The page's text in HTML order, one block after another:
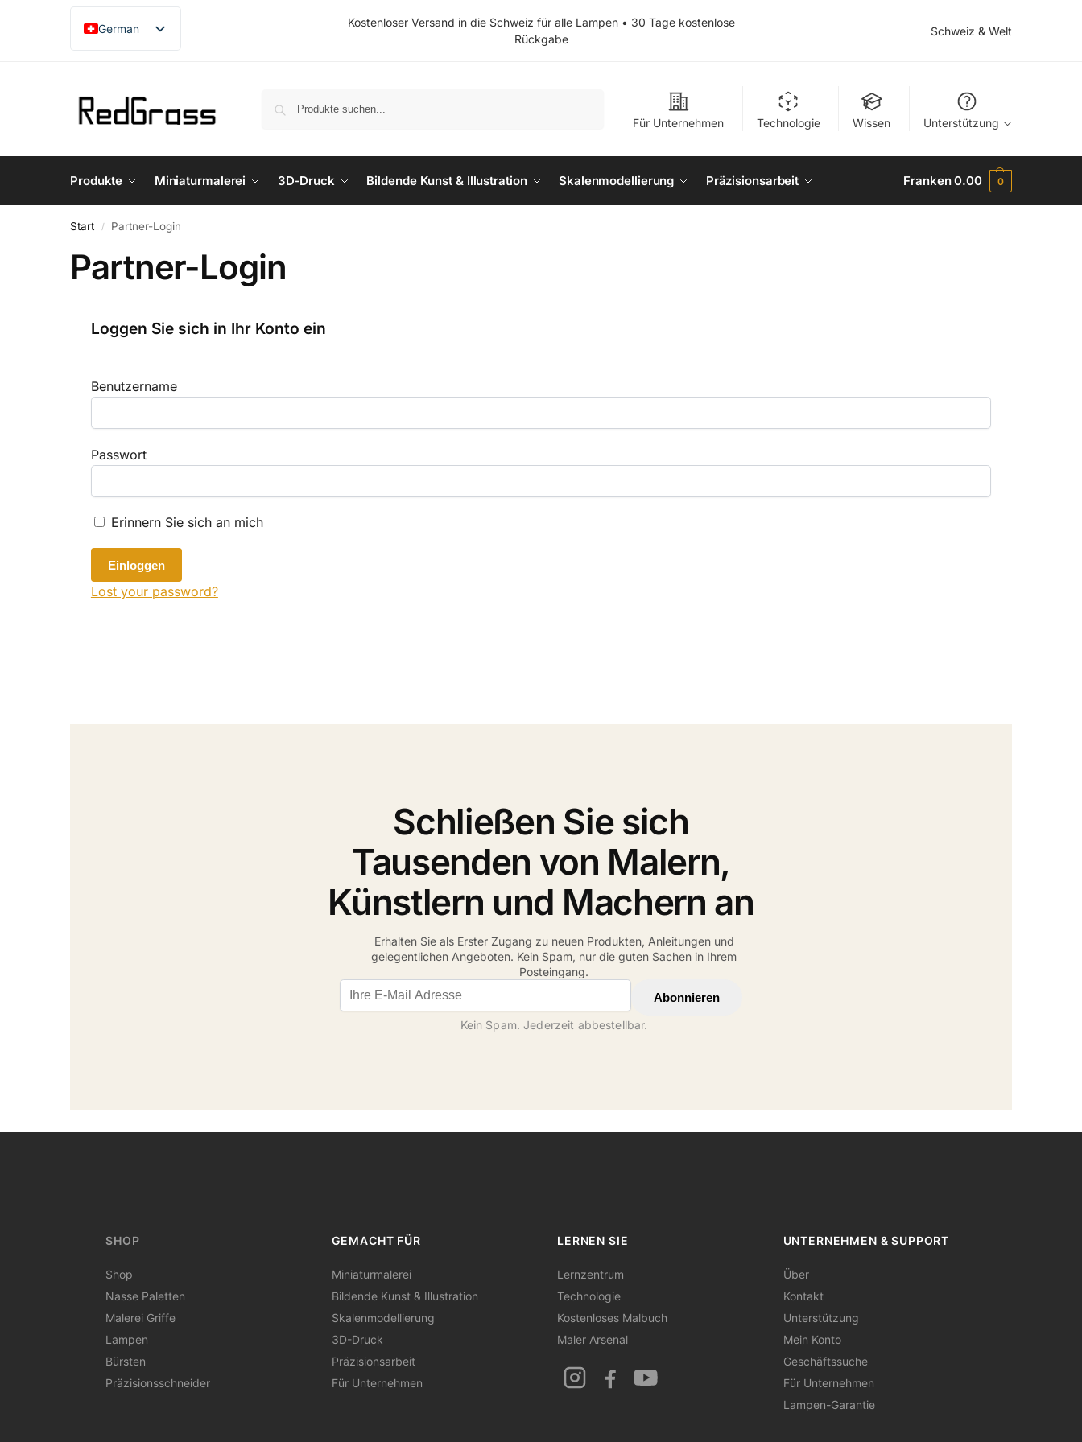
German
English
Japanese
Kostenloser Versand in die Schweiz für alle Lampen • 30 Tage kostenlose
Rückgabe
Schweiz & Welt
Für Unternehmen Technologie Wissen Unterstützung
Produkte Miniaturmalerei 3D-Druck Bildende Kunst & Illustration Skalenmodellierung Präzisionsarbeit Franken0.00 0
Start / Partner-Login
Partner-Login
Loggen Sie sich in Ihr Konto ein
Benutzername
Passwort
Erinnern Sie sich an mich
Lost your password?
Schließen Sie sich
Tausenden von Malern,
Künstlern und Machern an
Erhalten Sie als Erster Zugang zu neuen Produkten, Anleitungen und
gelegentlichen Angeboten. Kein Spam, nur die guten Sachen in Ihrem
Posteingang.
Email address
Abonnieren
Kein Spam. Jederzeit abbestellbar.
SHOP
Shop
Nasse Paletten
Malerei Griffe
Lampen
Bürsten
Präzisionsschneider
GEMACHT FÜR
Miniaturmalerei
Bildende Kunst & Illustration
Skalenmodellierung
3D-Druck
Präzisionsarbeit
Für Unternehmen
LERNEN SIE
Lernzentrum
Technologie
Kostenloses Malbuch
Maler Arsenal
UNTERNEHMEN & SUPPORT
Über
Kontakt
Unterstützung
Mein Konto
Geschäftssuche
Für Unternehmen
Lampen-Garantie